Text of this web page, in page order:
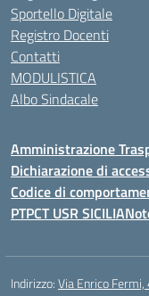
Sportello Digitale
Registro Docenti
Contatti
MODULISTICA
Albo Sindacale
Amministrazione
Dichiarazione di
Codice di
PTPCT USR SICILIA
Indirizzo:Via Enrico